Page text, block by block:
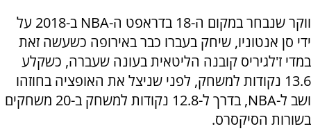
ווקר שנבחר במקום ה-18 בדראפט ה-NBA ב-2018 על
ידי סן אנטוניו, שיחק בעברו כבר באירופה כשעשה זאת
במדי ז'לגיריס קובנה הליטאית בעונה שעברה, כשקלע
13.6 נקודות למשחק, לפני שניצל את האופציה בחוזהו
ושב ל-NBA, בדרך ל-12.8 נקודות למשחק ב-20 משחקים
בשורות הסיקסרס.